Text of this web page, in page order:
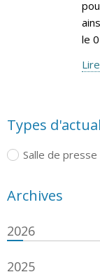
le
Types
Salle de presse
Archives
2026
2025